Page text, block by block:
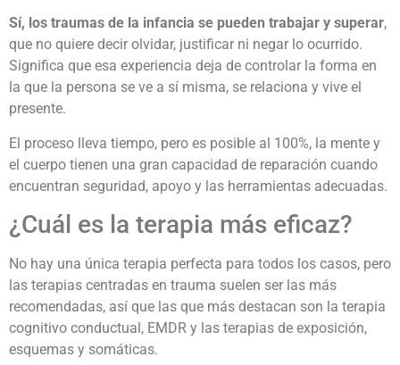
Sí, los traumas de la infancia se pueden trabajar y superar,
que no quiere decir olvidar, justificar ni negar lo ocurrido.
Significa que esa experiencia deja de controlar la forma en
la que la persona se ve a sí misma, se relaciona y vive el
presente.
El proceso lleva tiempo, pero es posible al 100%, la mente y
el cuerpo tienen una gran capacidad de reparación cuando
encuentran seguridad, apoyo y las herramientas adecuadas.
¿Cuál es la terapia más eficaz?
No hay una única terapia perfecta para todos los casos, pero
las terapias centradas en trauma suelen ser las más
recomendadas, así que las que más destacan son la terapia
cognitivo conductual, EMDR y las terapias de exposición,
esquemas y somáticas.